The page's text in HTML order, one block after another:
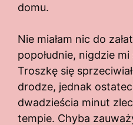
domu.
Nie miałam nic do
popołudnie, nigdzie mi
Troszkę się
drodze, jednak
dwadzieścia minut
tempie. Chyba